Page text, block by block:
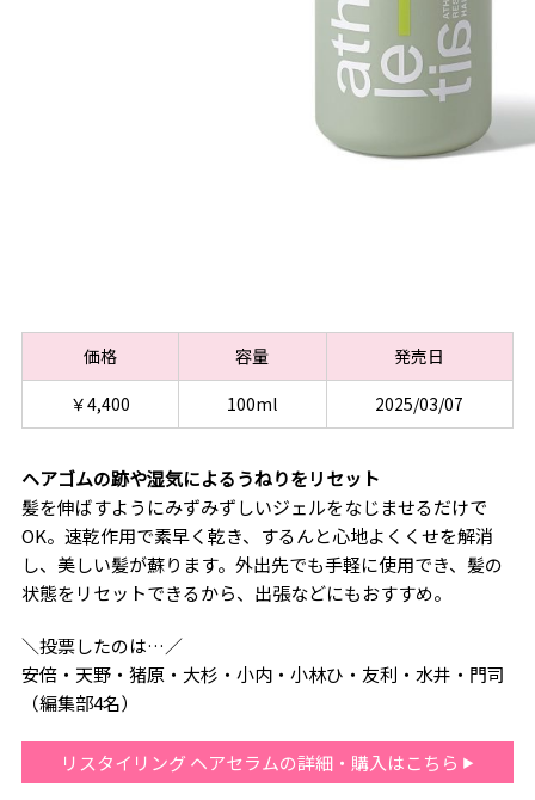
価格 容量
発売日
￥4,400
100ml 2025/03/07
ヘアゴムの跡や湿気によるうねりをリセット
髪を伸ばすようにみずみずしいジェルをなじませるだけで
OK。速乾作用で素早く乾き、するんと心地よくくせを解消
し、美しい髪が蘇ります。外出先でも手軽に使用でき、髪の
状態をリセットできるから、出張などにもおすすめ。
＼投票したのは…／
安倍・天野・猪原・大杉・小内・小林ひ・友利・水井・門司
（編集部4名）
リスタイリング ヘアセラムの詳細・購入はこちら